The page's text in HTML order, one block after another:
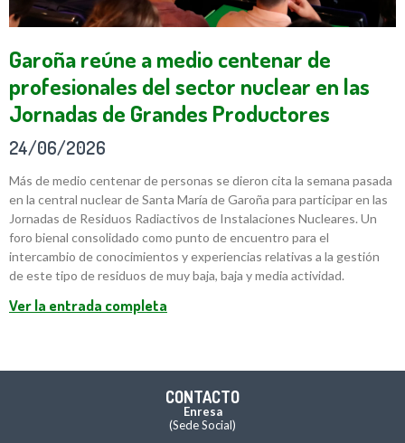
Garoña reúne a medio centenar de
profesionales del sector nuclear en las
Jornadas de Grandes Productores
24/06/2026
Más de medio centenar de personas se dieron cita la semana pasada
en la central nuclear de Santa María de Garoña para participar en las
Jornadas de Residuos Radiactivos de Instalaciones Nucleares. Un
foro bienal consolidado como punto de encuentro para el
intercambio de conocimientos y experiencias relativas a la gestión
de este tipo de residuos de muy baja, baja y media actividad.
Ver la entrada completa
CONTACTO
Enresa
(Sede Social)